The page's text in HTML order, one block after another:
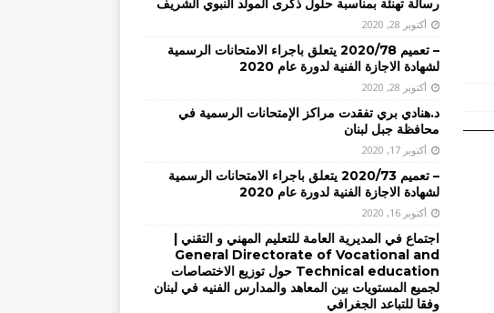
رسالة تهنئة بمناسبة حلول ذكرى المولد النبوي الشريف
أكتوبر 28, 2020
– تعميم 2020/78 يتعلق باجراء الامتحانات الرسمية
لشهادة الاجازة الفنية لدورة عام 2020
أكتوبر 28, 2020
د.هنادي بري تفقدت مراكز الإمتحانات الرسمية في
محافظة جبل لبنان
أكتوبر 17, 2020
– تعميم 2020/73 يتعلق باجراء الامتحانات الرسمية
لشهادة الاجازة الفنية لدورة عام 2020
أكتوبر 16, 2020
اجتماع في المديرية العامة للتعليم المهني و التقني |
General Directorate of Vocational and
Technical education حول توزيع الاختصاصات
لجميع المستويات بين المعاهد والمدارس الفنيه في لبنان
وفقا للتباعد الجغرافي